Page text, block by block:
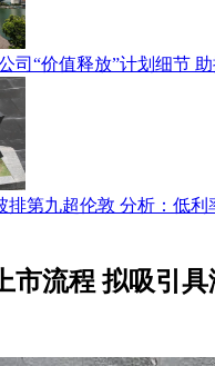
司“价值释放”计划细节
排第九超伦敦 分析：低利
市流程 拟吸引